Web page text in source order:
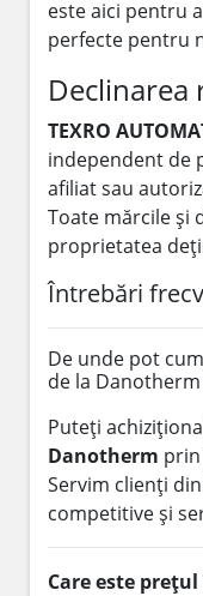
este aici pentru
perfecte pentru
Declinarea
TEXRO
independent de
afiliat sau
Toate mărcile și
proprietatea
Întrebări
De unde pot
de la
Puteți achiziționa
Danotherm prin
Servim clienți
competitive și
Care este prețul